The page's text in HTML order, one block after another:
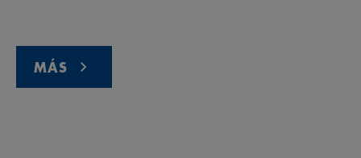
MÁS